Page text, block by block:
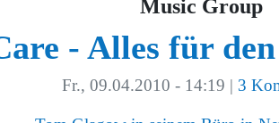
Music Group
- Alles für
Fr., 09.04.2010 - 14:19 | 3